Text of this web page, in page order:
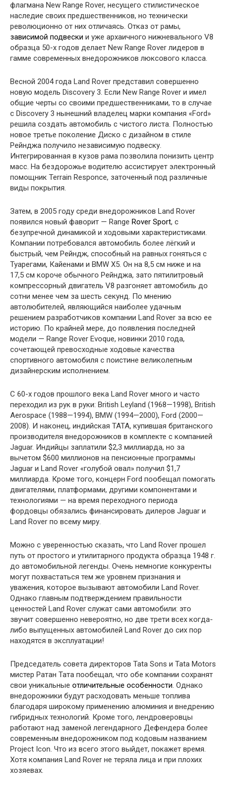
флагмана New Range Rover, несущего стилистическое
наследие своих предшественников, но технически
революционно от них отличаясь. Отказ от рамы,
зависимой подвески и уже архаичного нижневального V8
образца 50-х годов делает New Range Rover лидеров в
гамме современных внедорожников люксового класса.
Весной 2004 года Land Rover представил совершенно
новую модель Discovery 3. Если New Range Rover и имел
общие черты со своими предшественниками, то в случае
с Discovery 3 нынешний владелец марки компания «Ford»
решила создать автомобиль с чистого листа. Полностью
новое третье поколение Диско с дизайном в стиле
Рейнджа получило независимую подвеску.
Интегрированная в кузов рама позволила понизить центр
масс. На бездорожье водителю ассистирует электронный
помощник Terrain Responce, заточенный под различные
виды покрытия.
Затем, в 2005 году среди внедорожников Land Rover
появился новый фаворит — Range Rover Sport, с
безупречной динамикой и ходовыми характеристиками.
Компании потребовался автомобиль более лёгкий и
быстрый, чем Рейндж, способный на равных гоняться с
Туарегами, Кайенами и BMW X5. Он на 8,5 см ниже и на
17,5 см короче обычного Рейнджа, зато пятилитровый
компрессорный двигатель V8 разгоняет автомобиль до
сотни менее чем за шесть секунд. По мнению
автолюбителей, являющийся наиболее удачным
решением разработчиков компании Land Rover за всю ее
историю. По крайней мере, до появления последней
модели — Range Rover Evoque, новинки 2010 года,
сочетающей превосходные ходовые качества
спортивного автомобиля с поистине великолепным
дизайнерским исполнением.
C 60-х годов прошлого века Land Rover много и часто
переходил из рук в руки: British Leyland (1968—1998), British
Aerospace (1988—1994), BMW (1994—2000), Ford (2000—
2008). И наконец, индийская TATA, купившая британского
производителя внедорожников в комплекте с компанией
Jaguar. Индийцы заплатили $2,3 миллиарда, но за
вычетом $600 миллионов на пенсионные программы
Jaguar и Land Rover «голубой овал» получил $1,7
миллиарда. Кроме того, концерн Ford пообещал помогать
двигателями, платформами, другими компонентами и
технологиями — на время переходного периода
фордовцы обязались финансировать дилеров Jaguar и
Land Rover по всему миру.
Можно с уверенностью сказать, что Land Rover прошел
путь от простого и утилитарного продукта образца 1948 г.
до автомобильной легенды. Очень немногие конкуренты
могут похвастаться тем же уровнем признания и
уважения, которое вызывают автомобили Land Rover.
Однако главным подтверждением правильности
ценностей Land Rover служат сами автомобили: это
звучит совершенно невероятно, но две трети всех когда-
либо выпущенных автомобилей Land Rover до сих пор
находятся в эксплуатации!
Председатель совета директоров Tata Sons и Tata Motors
мистер Ратан Тата пообещал, что обе компании сохранят
свои уникальные отличительные особенности. Однако
внедорожники будут расходовать меньше топлива
благодаря широкому применению алюминия и внедрению
гибридных технологий. Кроме того, лендроверовцы
работают над заменой легендарного Дефендера более
современным внедорожником под кодовым названием
Project Icon. Что из всего этого выйдет, покажет время.
Хотя компания Land Rover не теряла лица и при плохих
хозяевах.